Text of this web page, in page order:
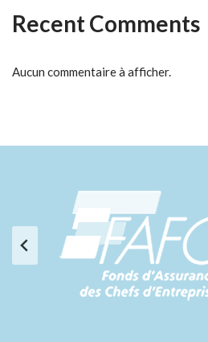
Recent Comments
Aucun commentaire à afficher.